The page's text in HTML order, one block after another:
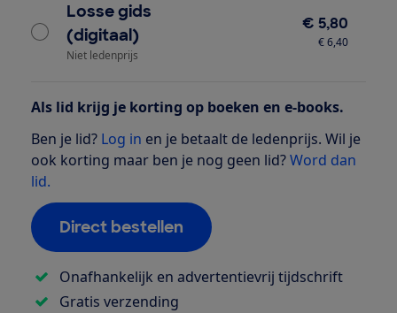
Losse gids
(digitaal)
Niet ledenprijs
€ 5,80
€ 6,40
Als lid krijg je korting op boeken en e-books.
Ben je lid? Log in en je betaalt de ledenprijs. Wil je
ook korting maar ben je nog geen lid?Word dan
lid.
Direct bestellen
Onafhankelijk en advertentievrij tijdschrift
Gratis verzending